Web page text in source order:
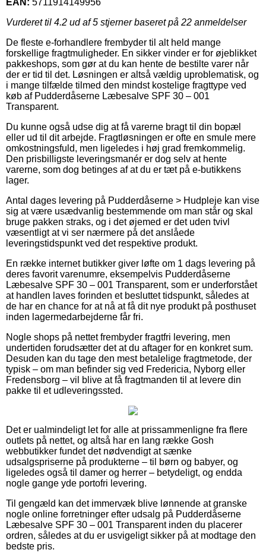
Vurderet til 4.2 ud af 5 stjerner baseret på 22 anmeldelser
De fleste e-forhandlere frembyder til alt held mange
forskellige fragtmuligheder. En sikker vinder er for øjeblikket
pakkeshops, som gør at du kan hente de bestilte varer når
der er tid til det. Løsningen er altså vældig uproblematisk, og
i mange tilfælde tilmed den mindst kostelige fragttype ved
køb af Pudderdåserne Læbesalve SPF 30 – 001
Transparent.
Du kunne også udse dig at få varerne bragt til din bopæl
eller ud til dit arbejde. Fragtløsningen er ofte en smule mere
omkostningsfuld, men ligeledes i høj grad fremkommelig.
Den prisbilligste leveringsmanér er dog selv at hente
varerne, som dog betinges af at du er tæt på e-butikkens
lager.
Antal dages levering på Pudderdåserne > Hudpleje kan vise
sig at være usædvanlig bestemmende om man står og skal
bruge pakken straks, og i det øjemed er det uden tvivl
væsentligt at vi ser nærmere på det anslåede
leveringstidspunkt ved det respektive produkt.
En række internet butikker giver løfte om 1 dags levering på
deres favorit varenumre, eksempelvis Pudderdåserne
Læbesalve SPF 30 – 001 Transparent, som er underforstået
at handlen laves forinden et besluttet tidspunkt, således at
de har en chance for at nå at få dit nye produkt på posthuset
inden lagermedarbejderne får fri.
Nogle shops på nettet frembyder fragtfri levering, men
undertiden forudsætter det at du aftager for en konkret sum.
Desuden kan du tage den mest betalelige fragtmetode, der
typisk – om man befinder sig ved Fredericia, Nyborg eller
Fredensborg – vil blive at få fragtmanden til at levere din
pakke til et udleveringssted.
Det er ualmindeligt let for alle at prissammenligne fra flere
outlets på nettet, og altså har en lang række Gosh
webbutikker fundet det nødvendigt at sænke
udsalgspriserne på produkterne – til børn og babyer, og
ligeledes også til damer og herrer – betydeligt, og endda
nogle gange yde portofri levering.
Til gengæld kan det immervæk blive lønnende at granske
nogle online forretninger efter udsalg på Pudderdåserne
Læbesalve SPF 30 – 001 Transparent inden du placerer
ordren, således at du er usvigeligt sikker på at modtage den
bedste pris.